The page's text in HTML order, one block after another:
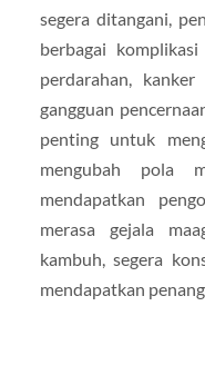
segera ditangani,
berbagai
perdarahan,
gangguan
penting untuk
mengubah pola
mendapatkan
merasa gejala
kambuh, segera
mendapatkan